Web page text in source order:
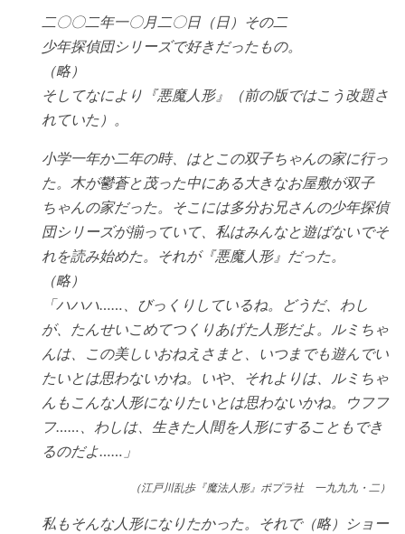
二〇〇二年一〇月二〇日（日）その二
少年探偵団シリーズで好きだったもの。
（略）
そしてなにより『悪魔人形』（前の版ではこう改題さ
れていた）。
小学一年か二年の時、はとこの双子ちゃんの家に行っ
た。木が鬱蒼と茂った中にある大きなお屋敷が双子
ちゃんの家だった。そこには多分お兄さんの少年探偵
団シリーズが揃っていて、私はみんなと遊ばないでそ
れを読み始めた。それが『悪魔人形』だった。
（略）
「ハハハ……、びっくりしているね。どうだ、わし
が、たんせいこめてつくりあげた人形だよ。ルミちゃ
んは、この美しいおねえさまと、いつまでも遊んでい
たいとは思わないかね。いや、それよりは、ルミちゃ
んもこんな人形になりたいとは思わないかね。ウフフ
フ……、わしは、生きた人間を人形にすることもでき
るのだよ……」
（江戸川乱歩『魔法人形』ポプラ社 一九九九・二）
私もそんな人形になりたかった。それで（略）ショー